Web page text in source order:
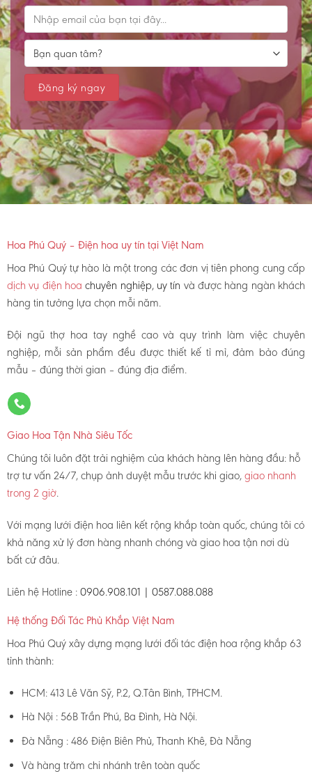
Hoa Phú Quý – Điện hoa uy tín tại Việt Nam
Hoa Phú Quý tự hào là một trong các đơn vị tiên phong cung cấp
dịch vụ điện hoachuyên nghiệp, uy tín và được hàng ngàn khách
hàng tin tưởng lựa chọn mỗi năm.
Đội ngũ thợ hoa tay nghề cao và quy trình làm việc chuyên
nghiệp, mỗi sản phẩm đều được thiết kế tỉ mỉ, đảm bảo đúng
mẫu – đúng thời gian – đúng địa điểm.
Giao Hoa Tận Nhà Siêu Tốc
Chúng tôi luôn đặt trải nghiệm của khách hàng lên hàng đầu: hỗ
trợ tư vấn 24/7, chụp ảnh duyệt mẫu trước khi giao,giao nhanh
trong 2 giờ.
Với mạng lưới điện hoa liên kết rộng khắp toàn quốc, chúng tôi có
khả năng xử lý đơn hàng nhanh chóng và giao hoa tận nơi dù
bất cứ đâu.
Liên hệ Hotline : 0906.908.101 | 0587.088.088
Hệ thống Đối Tác Phủ Khắp Việt Nam
Hoa Phú Quý xây dựng mạng lưới đối tác điện hoa rộng khắp 63
tỉnh thành:
HCM: 413 Lê Văn Sỹ, P.2, Q.Tân Bình, TPHCM.
Hà Nội : 56B Trần Phú, Ba Đình, Hà Nội.
Đà Nẵng : 486 Điện Biên Phủ, Thanh Khê, Đà Nẵng
Và hàng trăm chi nhánh trên toàn quốc